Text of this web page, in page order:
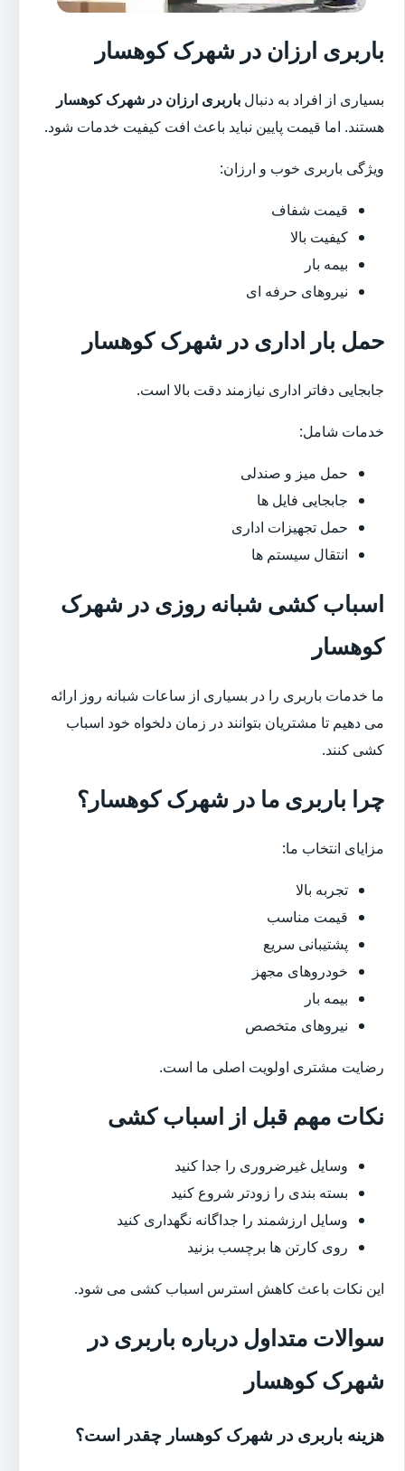
باربری ارزان در شهرک کوهسار
بسیاری از افراد به دنبال باربری ارزان در شهرک کوهسار
هستند. اما قیمت پایین نباید باعث افت کیفیت خدمات شود.
ویژگی باربری خوب و ارزان:
قیمت شفاف
کیفیت بالا
بیمه بار
نیروهای حرفه ای
حمل بار اداری در شهرک کوهسار
جابجایی دفاتر اداری نیازمند دقت بالا است.
خدمات شامل:
حمل میز و صندلی
جابجایی فایل ها
حمل تجهیزات اداری
انتقال سیستم ها
اسباب کشی شبانه روزی در شهرک
کوهسار
ما خدمات باربری را در بسیاری از ساعات شبانه روز ارائه
می دهیم تا مشتریان بتوانند در زمان دلخواه خود اسباب
کشی کنند.
چرا باربری ما در شهرک کوهسار؟
مزایای انتخاب ما:
تجربه بالا
قیمت مناسب
پشتیبانی سریع
خودروهای مجهز
بیمه بار
نیروهای متخصص
رضایت مشتری اولویت اصلی ما است.
نکات مهم قبل از اسباب کشی
وسایل غیرضروری را جدا کنید
بسته بندی را زودتر شروع کنید
وسایل ارزشمند را جداگانه نگهداری کنید
روی کارتن ها برچسب بزنید
این نکات باعث کاهش استرس اسباب کشی می شود.
سوالات متداول درباره باربری در
شهرک کوهسار
هزینه باربری در شهرک کوهسار چقدر است؟